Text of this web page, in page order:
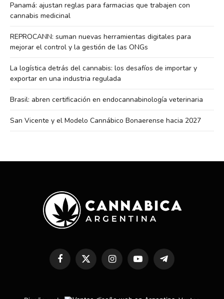
Panamá: ajustan reglas para farmacias que trabajen con
cannabis medicinal
REPROCANN: suman nuevas herramientas digitales para
mejorar el control y la gestión de las ONGs
La logística detrás del cannabis: los desafíos de importar y
exportar en una industria regulada
Brasil: abren certificación en endocannabinología veterinaria
San Vicente y el Modelo Cannábico Bonaerense hacia 2027
FacebookX
(Twitter)
InstagramYouTube Telegram